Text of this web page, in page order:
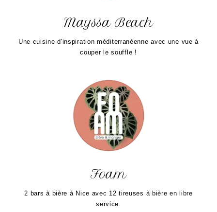
Mayssa Beach
Une cuisine d'inspiration méditerranéenne avec une vue à
couper le souffle !
Foam
2 bars à bière à Nice avec 12 tireuses à bière en libre
service.